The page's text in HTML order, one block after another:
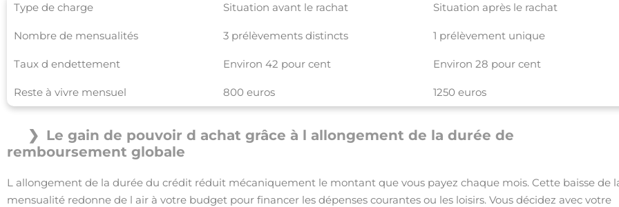
Type de charge Situation avant le rachat Situation après le rachat
Nombre de mensualités 3 prélèvements distincts 1 prélèvement unique
Taux d endettement Environ 42 pour cent Environ 28 pour cent
Reste à vivre mensuel 800 euros 1250 euros
Le gain de pouvoir d achat grâce à l allongement de la durée de
remboursement globale
L allongement de la durée du crédit réduit mécaniquement le montant que vous payez chaque mois. Cette baisse de
mensualité redonne de l air à votre budget pour financer les dépenses courantes ou les loisirs. Vous décidez avec votre